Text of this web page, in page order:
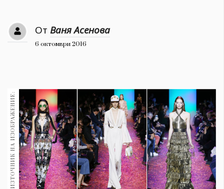
Дизайн
1272
30+
Гурме 1710
Пътувай
237
Здраве 389
От Ваня Асенова
6 октомври 2016
ИЗТОЧНИК НА ИЗОБРАЖЕНИЕ: